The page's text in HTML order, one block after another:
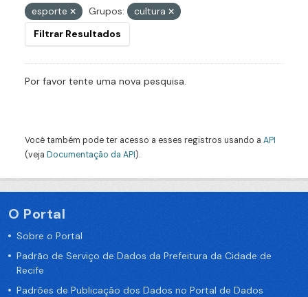
esporte
Grupos:
cultura
Filtrar Resultados
Por favor tente uma nova pesquisa.
Você também pode ter acesso a esses registros usando a API
(veja Documentação da API).
O Portal
Sobre o Portal
Padrão de Serviço de Dados da Prefeitura da Cidade de
Recife
Padrões de Publicação dos Dados no Portal de Dados